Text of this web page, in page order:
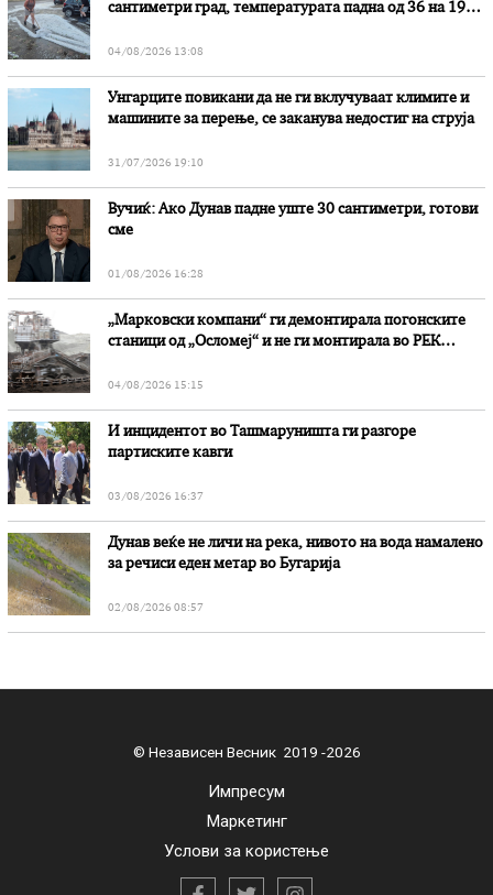
сантиметри град, температурата падна од 36 на 19
04/08/2026 13:08
Унгарците повикани да не ги вклучуваат климите и
машините за перење, се заканува недостиг на струја
31/07/2026 19:10
Вучиќ: Ако Дунав падне уште 30 сантиметри, готови
сме
01/08/2026 16:28
„Марковски компани“ ги демонтирала погонските
станици од „Осломеј“ и не ги монтирала во РЕК
04/08/2026 15:15
И инцидентот во Ташмаруништa ги разгоре
партиските кавги
03/08/2026 16:37
Дунав веќе не личи на река, нивото на вода намалено
за речиси еден метар во Бугарија
02/08/2026 08:57
© Независен Весник 2019 -2026
Импресум
Маркетинг
Услови за користење